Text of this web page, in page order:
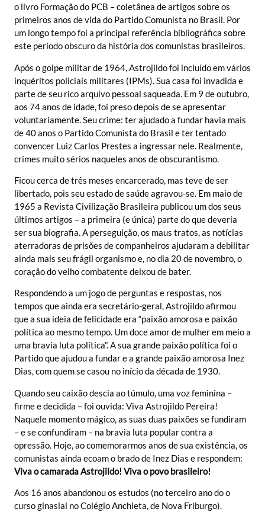
o livro Formação do PCB – coletânea de artigos sobre os
primeiros anos de vida do Partido Comunista no Brasil. Por
um longo tempo foi a principal referência bibliográfica sobre
este período obscuro da história dos comunistas brasileiros.
Após o golpe militar de 1964, Astrojildo foi incluído em vários
inquéritos policiais militares (IPMs). Sua casa foi invadida e
parte de seu rico arquivo pessoal saqueada. Em 9 de outubro,
aos 74 anos de idade, foi preso depois de se apresentar
voluntariamente. Seu crime: ter ajudado a fundar havia mais
de 40 anos o Partido Comunista do Brasil e ter tentado
convencer Luiz Carlos Prestes a ingressar nele. Realmente,
crimes muito sérios naqueles anos de obscurantismo.
Ficou cerca de três meses encarcerado, mas teve de ser
libertado, pois seu estado de saúde agravou-se. Em maio de
1965 a Revista Civilização Brasileira publicou um dos seus
últimos artigos – a primeira (e única) parte do que deveria
ser sua biografia. A perseguição, os maus tratos, as notícias
aterradoras de prisões de companheiros ajudaram a debilitar
ainda mais seu frágil organismo e, no dia 20 de novembro, o
coração do velho combatente deixou de bater.
Respondendo a um jogo de perguntas e respostas, nos
tempos que ainda era secretário-geral, Astrojildo afirmou
que a sua ideia de felicidade era “paixão amorosa e paixão
política ao mesmo tempo. Um doce amor de mulher em meio a
uma bravia luta política”. A sua grande paixão política foi o
Partido que ajudou a fundar e a grande paixão amorosa Inez
Dias, com quem se casou no início da década de 1930.
Quando seu caixão descia ao túmulo, uma voz feminina –
firme e decidida – foi ouvida: Viva Astrojildo Pereira!
Naquele momento mágico, as suas duas paixões se fundiram
– e se confundiram – na bravia luta popular contra a
opressão. Hoje, ao comemorarmos anos de sua existência, os
comunistas ainda ecoam o brado de Inez Dias e respondem:
Viva o camarada Astrojildo! Viva o povo brasileiro!
Aos 16 anos abandonou os estudos (no terceiro ano do o
curso ginasial no Colégio Anchieta, de Nova Friburgo).